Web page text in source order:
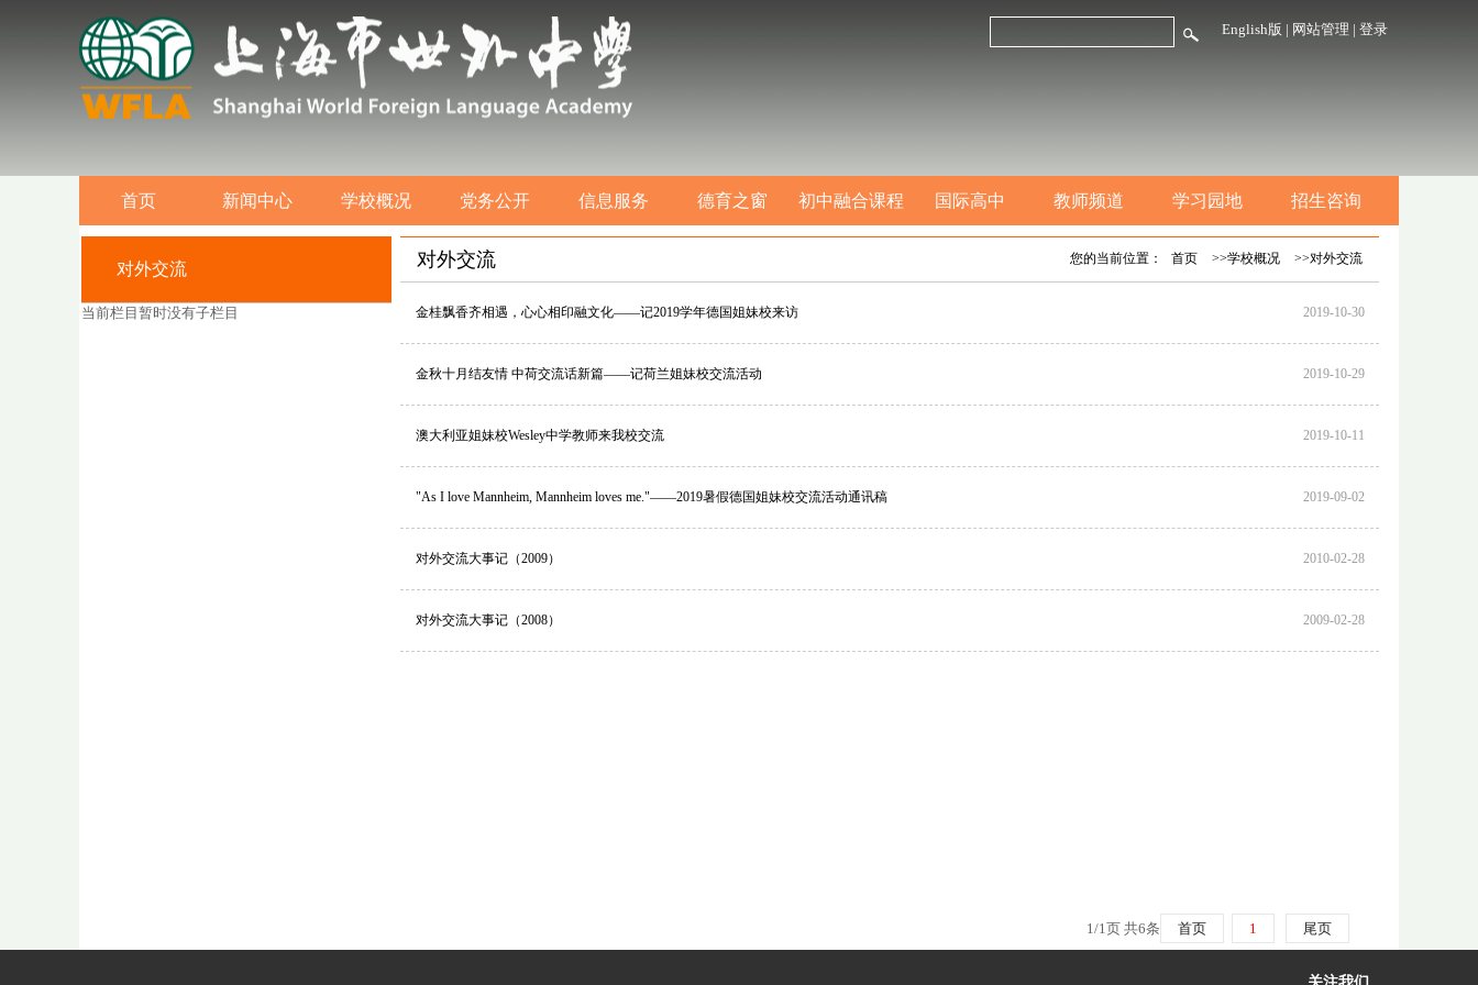
English版 | 网站管理 | 登录
首页 新闻中心 学校概况 党务公开 信息服务 德育之窗 初中融合课程 国际高中 教师频道 学习园地 招生咨询
对外交流
当前栏目暂时没有子栏目
对外交流 您的当前位置： 首页 >>学校概况 >>对外交流
金桂飘香齐相遇，心心相印融文化——记2019学年德国姐妹校来访 2019-10-30
金秋十月结友情 中荷交流话新篇——记荷兰姐妹校交流活动 2019-10-29
澳大利亚姐妹校Wesley中学教师来我校交流 2019-10-11
"As I love Mannheim, Mannheim loves me."——2019暑假德国姐妹校交流活动通讯稿 2019-09-02
对外交流大事记（2009） 2010-02-28
对外交流大事记（2008） 2009-02-28
1/1页 共6条 首页 1 尾页